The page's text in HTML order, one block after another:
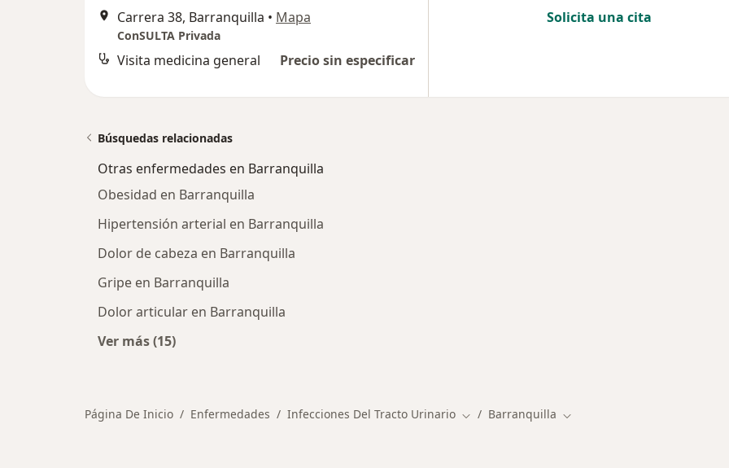
Carrera 38, Barranquilla • Mapa
ConSULTA Privada
Visita medicina general Precio sin especificar
Solicita una cita
Búsquedas relacionadas
Otras enfermedades en Barranquilla
Obesidad en Barranquilla
Hipertensión arterial en Barranquilla
Dolor de cabeza en Barranquilla
Gripe en Barranquilla
Dolor articular en Barranquilla
Ver más (15)
Página De Inicio Enfermedades Infecciones Del Tracto Urinario Cambiar de ciudad
Barranquilla Cambiar de ciudad